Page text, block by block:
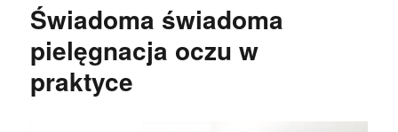
Świadoma świadoma
pielęgnacja oczu w
praktyce